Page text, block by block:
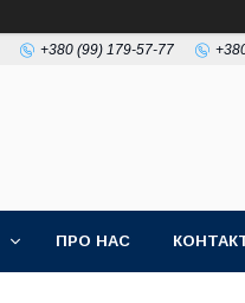
+380 (99) 179-57-77
ПРО НАС